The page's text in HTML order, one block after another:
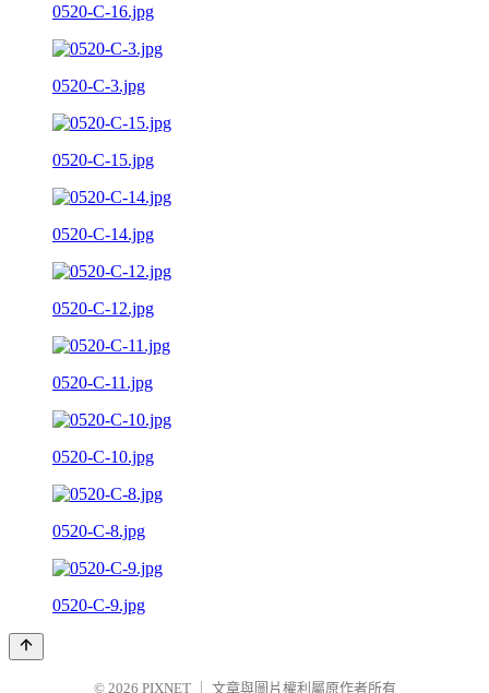
0520-C-16.jpg
0520-C-3.jpg
0520-C-15.jpg
0520-C-14.jpg
0520-C-12.jpg
0520-C-11.jpg
0520-C-10.jpg
0520-C-8.jpg
0520-C-9.jpg
© 2026 PIXNET 文章與圖片權利屬原作者所有